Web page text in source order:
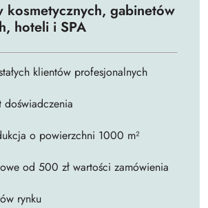
kosmetycznych, gabinetów
hoteli i SPA
klientów profesjonalnych
doświadczenia
o powierzchni 1000 m²
od 500 zł wartości zamówienia
rynku